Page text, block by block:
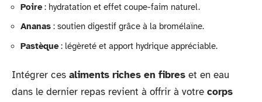
Poire: hydratation et effet coupe-faim naturel.
Ananas : soutien digestif grâce à la bromélaïne.
Pastèque: légèreté et apport hydrique appréciable.
Intégrer ces aliments riches en fibres et en eau
dans le dernier repas revient à offrir à votre corps